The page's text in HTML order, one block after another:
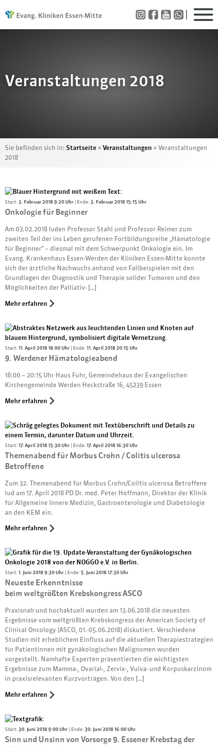
Veranstaltungen 2018
Sie befinden sich in: Startseite »Veranstaltungen »Veranstaltungen
2018
Start: 3. Februar 2018 9:20 Uhr | Ende: 3. Februar 2018 15:15 Uhr
Onkologie für Beginner
Am 03.02.2018 luden Professor Stahl und Professor Reimer zum
zweiten Teil der ins Leben gerufenen Fortbildungsreihe „Hämatologie
für Beginner“ – diesmal mit dem Schwerpunkt Onkologie ein. Im
Evang. Krankenhaus Essen-Werden der Kliniken Essen-Mitte konnte
sich der ärztliche Nachwuchs anhand von Fallbeispielen mit den
Grundlagen der Diagnostik und Therapie solider Tumoren und den
Möglichkeiten der Palliativ- […]
Mehr erfahren
Start: 11. April 2018 18:00 Uhr | Ende: 11. April 2018 20:15 Uhr
9. Werdener Hämatologieabend
18:00 – 20:15 Uhr Haus Fuhr, Gemeindehaus der Evangelischen
Kirchengemeinde Werden Heckstraße 16, 45239 Essen
Mehr erfahren
Start: 17. April 2018 15:30 Uhr | Ende: 17. April 2018 16:30 Uhr
Themenabend für Morbus Crohn / Colitis ulcerosa
Betroffene
Zum 32. Themenabend für Morbus Crohn/Colitis ulcerosa Betroffene
lud am 17. April 2018 PD Dr. med. Peter Hoffmann, Direktor der Klinik
für Allgemeine Innere Medizin, Gastroenterologie und Diabetologie
an den KEM ein.
Mehr erfahren
Start: 1. Juni 2018 9:30 Uhr | Ende: 5. Juni 2018 17:30 Uhr
Neueste Erkenntnisse
beim weltgrößten Krebskongress ASCO
Praxisnah und hochaktuell wurden am 13.06.2018 die neuesten
Ergebnisse vom weltgrößten Krebskongress der American Society of
Clinical Oncology (ASCO, 01.-05.06.2018) diskutiert. Verschiedene
Studien mit erheblichem Einfluss auf die aktuellen Therapiestrategien
für Patientinnen mit gynäkologischen Malignomen wurden
vorgestellt. Namhafte Experten präsentierten die wichtigsten
Ergebnisse zum Mamma-, Ovarial-, Zervix-, Vulva- und Korpuskarzinom
in praxisrelevanten Kurzvorträgen. Von den […]
Mehr erfahren
Start: 30. Juni 2018 9:00 Uhr | Ende: 30. Juni 2018 16:00 Uhr
Sinn und Unsinn von Vorsorge 9. Essener Krebstag der